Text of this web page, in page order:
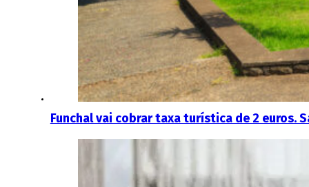
Funchal vai cobrar taxa turística de 2 euros.